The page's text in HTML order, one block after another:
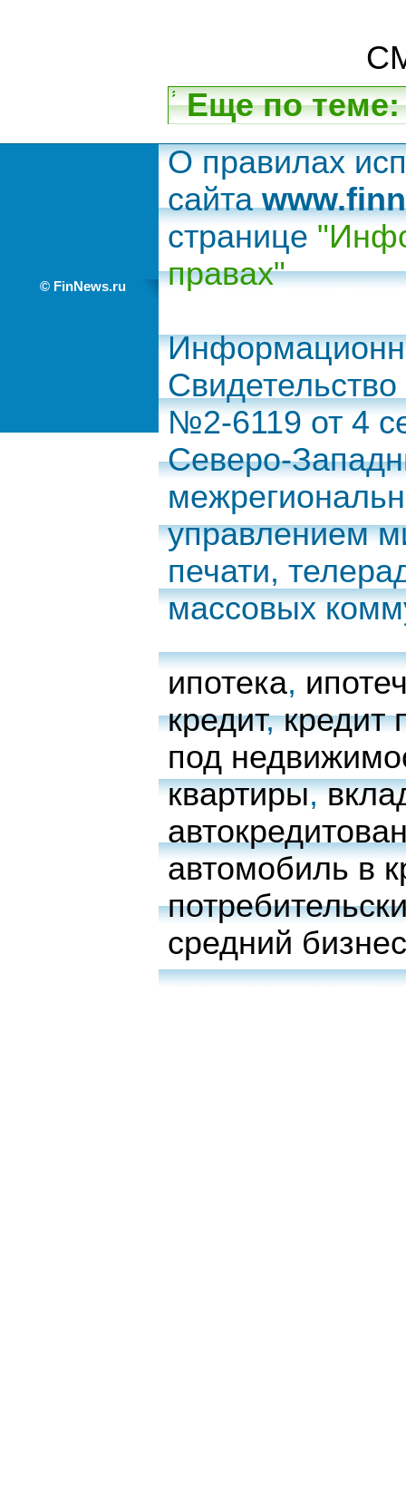
Еще по теме:
© FinNews.ru
О правилах
сайта
странице
правах"
№2-6119 от 4
Северо-
управлением
печати,
массовых
ипотека,
кредит,кредит
под
квартиры,
автомобиль в
средний бизнес